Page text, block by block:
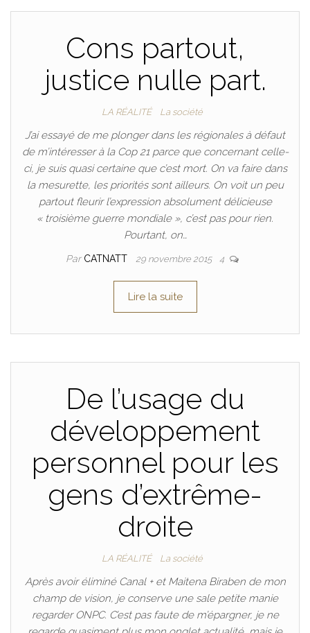
Cons partout,
justice nulle part.
LA RÉALITÉ La société
J’ai essayé de me plonger dans les régionales à défaut
de m’intéresser à la Cop 21 parce que concernant celle-
ci, je suis quasi certaine que c’est mort. On va faire dans
la mesurette, les priorités sont ailleurs. On voit un peu
partout fleurir l’expression absolument délicieuse
« troisième guerre mondiale », c’est pas pour rien.
Pourtant, on…
Par CATNATT 29 novembre 2015 4
Lire la suite
De l’usage du
développement
personnel pour les
gens d’extrême-
droite
LA RÉALITÉ La société
Après avoir éliminé Canal + et Maitena Biraben de mon
champ de vision, je conserve une sale petite manie
regarder ONPC. C’est pas faute de m’épargner, je ne